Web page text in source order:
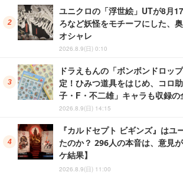
ユニクロの「浮世絵」UTが8月
ろなど妖怪をモチーフにした、
オシャレ
2026.8.9(日) 0:10
ドラえもんの「ボンボンドロッ
定！ひみつ道具をはじめ、コロ
子・F・不二雄」キャラも収録の
2026.8.9(日) 14:15
『カルドセプト ビギンズ』はユ
たのか？ 296人の本音は、意見
ケ結果】
2026.8.9(日) 11:00